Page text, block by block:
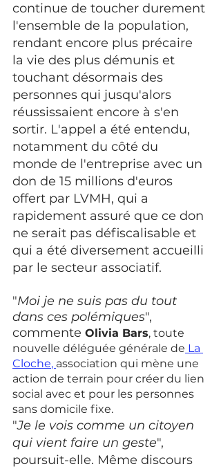
continue de toucher durement
l'ensemble de la population,
rendant encore plus précaire
la vie des plus démunis et
touchant désormais des
personnes qui jusqu'alors
réussissaient encore à s'en
sortir. L'appel a été entendu,
notamment du côté du
monde de l'entreprise avec un
don de 15 millions d'euros
offert par LVMH, qui a
rapidement assuré que ce don
ne serait pas défiscalisable et
qui a été diversement accueilli
par le secteur associatif.
"Moi je ne suis pas du tout
dans ces polémiques",
commente Olivia Bars, toute
nouvelle déléguée générale de La
Cloche, association qui mène une
action de terrain pour créer du lien
social avec et pour les personnes
sans domicile fixe.
"Je le vois comme un citoyen
qui vient faire un geste",
poursuit-elle. Même discours